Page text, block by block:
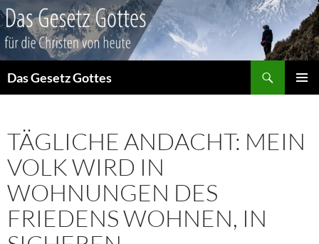
Das Gesetz Gottes
TÄGLICHE ANDACHT: MEIN
VOLK WIRD IN
WOHNUNGEN DES
FRIEDENS WOHNEN, IN